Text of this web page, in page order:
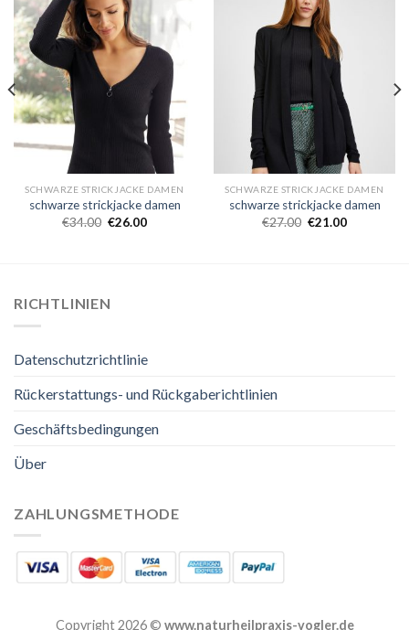
SCHWARZE STRICKJACKE DAMEN
schwarze strickjacke damen
€34.00 €26.00
SCHWARZE STRICKJACKE DAMEN
schwarze strickjacke damen
€27.00 €21.00
RICHTLINIEN
Datenschutzrichtlinie
Rückerstattungs- und Rückgaberichtlinien
Geschäftsbedingungen
Über
ZAHLUNGSMETHODE
Copyright 2026 © www.naturheilpraxis-vogler.de